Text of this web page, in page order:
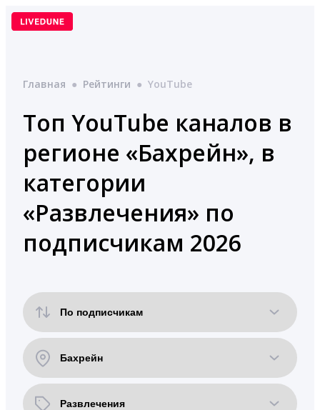
Перейти
Главная ● Рейтинги ● YouTube
Топ YouTube каналов в
регионе «Бахрейн», в
категории
«Развлечения» по
подписчикам 2026